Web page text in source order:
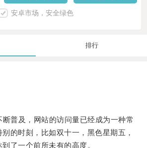
安卓市场，安全绿色
排行
及，网站的访问量已经成为一种常
的时刻，比如双十一，黑色星期五，
了一个前所未有的高度。